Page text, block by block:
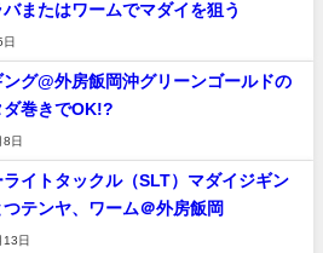
バまたはワームでマダイを狙う
ング@外房飯岡沖グリーンゴールドの
ダ巻きでOK!?
8日
ライトタックル（SLT）マダイジギン
つテンヤ、ワーム＠外房飯岡
13日